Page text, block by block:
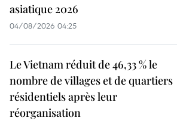
asiatique 2026
04/08/2026 04:25
Le Vietnam réduit de 46,33 % le
nombre de villages et de quartiers
résidentiels après leur
réorganisation